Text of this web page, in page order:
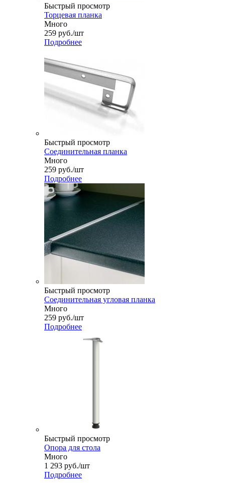
Быстрый просмотр
Торцевая планка
Много
259 руб./шт
Подробнее
Быстрый просмотр
Соединительная планка
Много
259 руб./шт
Подробнее
Быстрый просмотр
Соединительная угловая планка
Много
259 руб./шт
Подробнее
Быстрый просмотр
Опора для стола
Много
1 293 руб./шт
Подробнее